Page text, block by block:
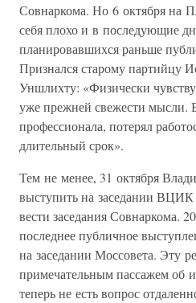
Совнаркома. Но 6 октября на
себя плохо и в последующие
планировавшихся раньше
Признался старому партийцу
Уншлихту: «Физически
уже прежней свежести мысли.
профессионала, потерял
длительный срок».
Тем не менее, 31 октября
выступить на заседании ВЦИК
вести заседания Совнаркома.
последнее публичное
на заседании Моссовета. Эту
примечательным пассажем об
теперь не есть вопрос